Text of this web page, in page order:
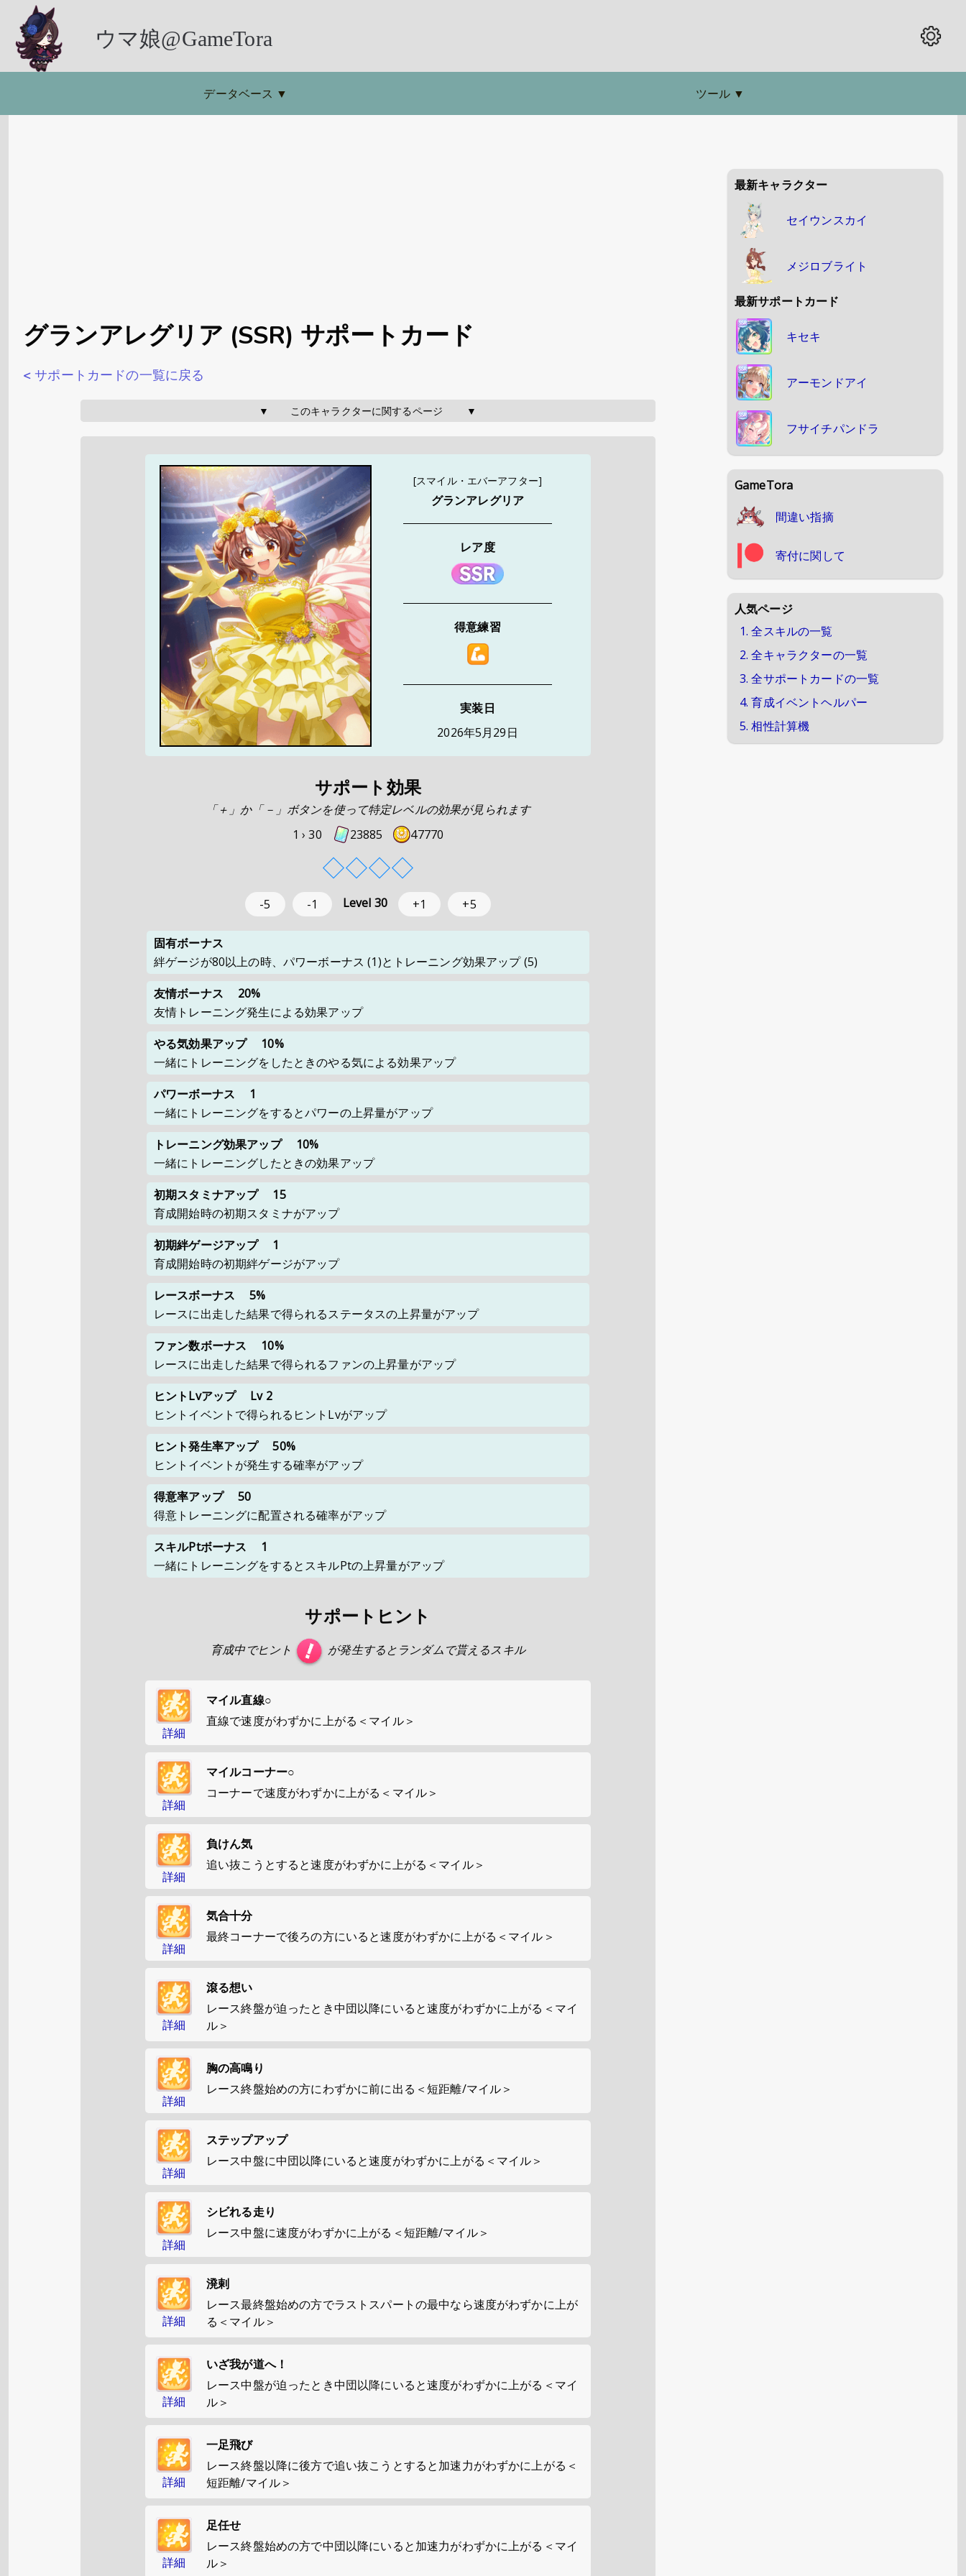
ウマ娘@GameTora
データベース ▼ ツール ▼
グランアレグリア (SSR) サポートカード
< サポートカードの一覧に戻る
▼       このキャラクターに関するページ        ▼
[スマイル・エバーアフター]
グランアレグリア
レア度
得意練習
実装日
2026年5月29日
サポート効果
「＋」か「－」ボタンを使って特定レベルの効果が見られます
1 ›30 23885 47770
◇◇◇◇
-5 -1 Level 30 +1 +5
固有ボーナス
絆ゲージが80以上の時、パワーボーナス (1)とトレーニング効果アップ (5)
友情ボーナス
20%
友情トレーニング発生による効果アップ
やる気効果アップ
10%
一緒にトレーニングをしたときのやる気による効果アップ
パワーボーナス
1
一緒にトレーニングをするとパワーの上昇量がアップ
トレーニング効果アップ
10%
一緒にトレーニングしたときの効果アップ
初期スタミナアップ
15
育成開始時の初期スタミナがアップ
初期絆ゲージアップ
1
育成開始時の初期絆ゲージがアップ
レースボーナス
5%
レースに出走した結果で得られるステータスの上昇量がアップ
ファン数ボーナス
10%
レースに出走した結果で得られるファンの上昇量がアップ
ヒントLvアップ
Lv 2
ヒントイベントで得られるヒントLvがアップ
ヒント発生率アップ
50%
ヒントイベントが発生する確率がアップ
得意率アップ
50
得意トレーニングに配置される確率がアップ
スキルPtボーナス
1
一緒にトレーニングをするとスキルPtの上昇量がアップ
サポートヒント
育成中でヒント が発生するとランダムで貰えるスキル
詳細
マイル直線○
直線で速度がわずかに上がる＜マイル＞
詳細
マイルコーナー○
コーナーで速度がわずかに上がる＜マイル＞
詳細
負けん気
追い抜こうとすると速度がわずかに上がる＜マイル＞
詳細
気合十分
最終コーナーで後ろの方にいると速度がわずかに上がる＜マイル＞
詳細
滾る想い
レース終盤が迫ったとき中団以降にいると速度がわずかに上がる＜マイ
ル＞
詳細
胸の高鳴り
レース終盤始めの方にわずかに前に出る＜短距離/マイル＞
詳細
ステップアップ
レース中盤に中団以降にいると速度がわずかに上がる＜マイル＞
詳細
シビれる走り
レース中盤に速度がわずかに上がる＜短距離/マイル＞
詳細
溌剌
レース最終盤始めの方でラストスパートの最中なら速度がわずかに上が
る＜マイル＞
詳細
いざ我が道へ！
レース中盤が迫ったとき中団以降にいると速度がわずかに上がる＜マイ
ル＞
詳細
一足飛び
レース終盤以降に後方で追い抜こうとすると加速力がわずかに上がる＜
短距離/マイル＞
詳細
足任せ
レース終盤始めの方で中団以降にいると加速力がわずかに上がる＜マイ
ル＞
最新キャラクター
セイウンスカイ
メジロブライト
最新サポートカード
キセキ
アーモンドアイ
フサイチパンドラ
GameTora
間違い指摘
寄付に関して
人気ページ
1. 全スキルの一覧
2. 全キャラクターの一覧
3. 全サポートカードの一覧
4. 育成イベントヘルパー
5. 相性計算機